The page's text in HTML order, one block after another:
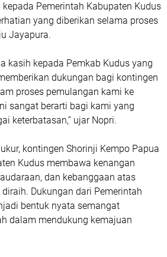
Pemerintah Kabupaten Kudus
yang diberikan selama proses
Jayapura.
kasih kepada Pemkab Kudus yang
dukungan bagi kontingen
proses pemulangan kami ke
sangat berarti bagi kami yang
keterbatasan,” ujar Nopri.
kontingen Shorinji Kempo Papua
Kudus membawa kenangan
dan kebanggaan atas
Dukungan dari Pemerintah
bentuk nyata semangat
dalam mendukung kemajuan